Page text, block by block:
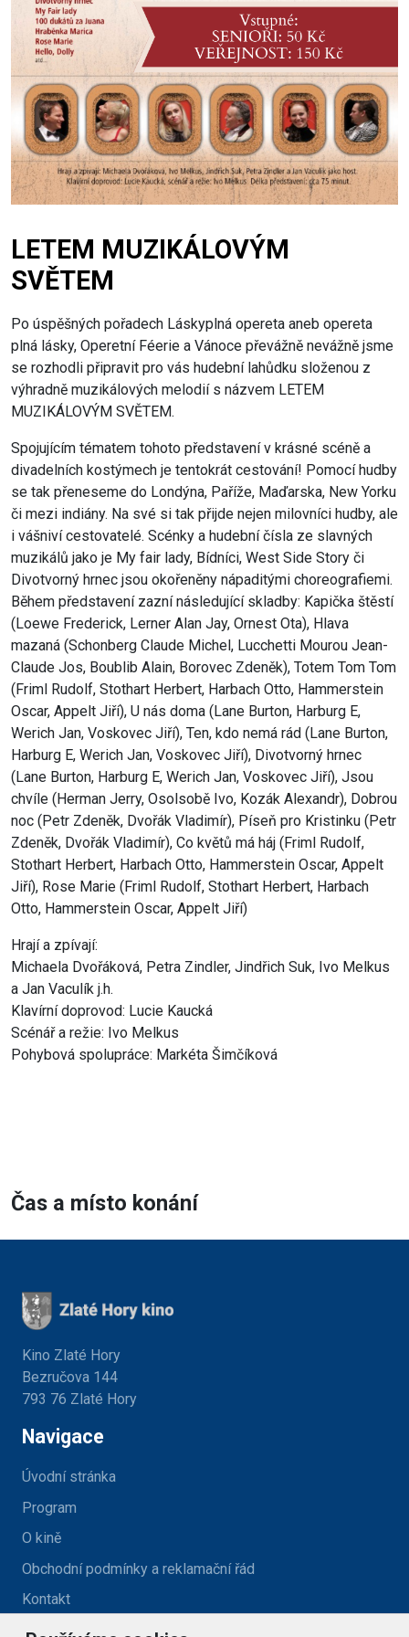
LETEM MUZIKÁLOVÝM
SVĚTEM
Po úspěšných pořadech Láskyplná opereta aneb opereta
plná lásky, Operetní Féerie a Vánoce převážně nevážně jsme
se rozhodli připravit pro vás hudební lahůdku složenou z
výhradně muzikálových melodií s názvem LETEM
MUZIKÁLOVÝM SVĚTEM.
Spojujícím tématem tohoto představení v krásné scéně a
divadelních kostýmech je tentokrát cestování! Pomocí hudby
se tak přeneseme do Londýna, Paříže, Maďarska, New Yorku
či mezi indiány. Na své si tak přijde nejen milovníci hudby, ale
i vášniví cestovatelé. Scénky a hudební čísla ze slavných
muzikálů jako je My fair lady, Bídníci, West Side Story či
Divotvorný hrnec jsou okořeněny nápaditými choreografiemi.
Během představení zazní následující skladby: Kapička štěstí
(Loewe Frederick, Lerner Alan Jay, Ornest Ota), Hlava
mazaná (Schonberg Claude Michel, Lucchetti Mourou Jean-
Claude Jos, Boublib Alain, Borovec Zdeněk), Totem Tom Tom
(Friml Rudolf, Stothart Herbert, Harbach Otto, Hammerstein
Oscar, Appelt Jiří), U nás doma (Lane Burton, Harburg E,
Werich Jan, Voskovec Jiří), Ten, kdo nemá rád (Lane Burton,
Harburg E, Werich Jan, Voskovec Jiří), Divotvorný hrnec
(Lane Burton, Harburg E, Werich Jan, Voskovec Jiří), Jsou
chvíle (Herman Jerry, Osolsobě Ivo, Kozák Alexandr), Dobrou
noc (Petr Zdeněk, Dvořák Vladimír), Píseň pro Kristinku (Petr
Zdeněk, Dvořák Vladimír), Co květů má háj (Friml Rudolf,
Stothart Herbert, Harbach Otto, Hammerstein Oscar, Appelt
Jiří), Rose Marie (Friml Rudolf, Stothart Herbert, Harbach
Otto, Hammerstein Oscar, Appelt Jiří)
Hrají a zpívají:
Michaela Dvořáková, Petra Zindler, Jindřich Suk, Ivo Melkus
a Jan Vaculík j.h.
Klavírní doprovod: Lucie Kaucká
Scénář a režie: Ivo Melkus
Pohybová spolupráce: Markéta Šimčíková
Čas a místo konání
Kino Zlaté Hory
Bezručova 144
793 76 Zlaté Hory
Navigace
Úvodní stránka
Program
O kině
Obchodní podmínky a reklamační řád
Kontakt